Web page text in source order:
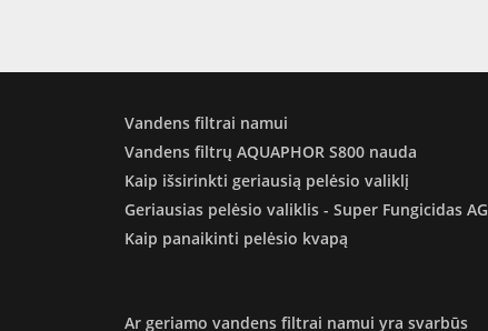
Vandens filtrai namui
Vandens filtrų AQUAPHOR S800 nauda
Kaip išsirinkti geriausią pelėsio valiklį
Geriausias pelėsio valiklis - Super Fungicidas AG
Kaip panaikinti pelėsio kvapą
Ar geriamo vandens filtrai namui yra svarbūs